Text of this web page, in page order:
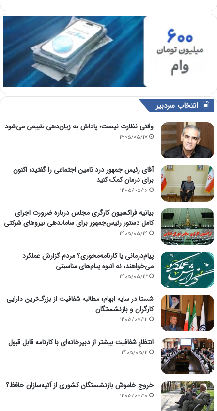
انتخاب سردبیر
وقتی نظارت نیست؛ پاداش به زیان‌دهی طبیعی می‌شود
1405/05/17
آقای رئیس جمهور درد تامین اجتماعی را گفتید؛ اکنون
برای درمان کمک کنید
1405/05/16
بیانیه فراکسیون کارگری مجلس درباره ضرورت اجرای
کامل دستور رئیس‌جمهور برای ساماندهی نیروهای شرکتی
1405/05/14
پیام‌درمانی یا کارنامه‌محوری؟ مردم گزارش عملکرد
می‌خواهند، نه انبوه پیام‌های مناسبتی
1405/05/13
شستا در سایه ابهام؛ مطالبه شفافیت از بزرگ‌ترین دارایی
کارگران و بازنشستگان
1405/05/12
انتظارِ شفافیت بیشتر از دبیرخانه‌ای با کارنامه قابل قبول
1405/05/11
خروج خاموش بازنشستگان کشوری از آتیه‌سازان حافظ؟
1405/05/10